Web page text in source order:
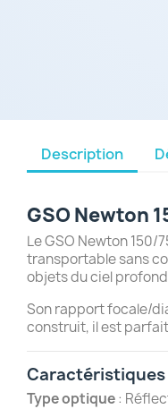
Description
GSO Newton
Le GSO Newton
transportable sans
objets du ciel
Son rapport focale/
construit, il est
Type optique: